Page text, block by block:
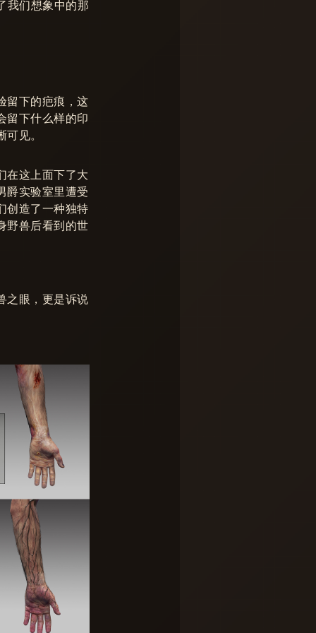
我们想象中的那
留下的疤痕，这
留下什么样的印
见。
在这上面下了大
爵实验室里遭受
创造了一种独特
野兽后看到的世
之眼，更是诉说